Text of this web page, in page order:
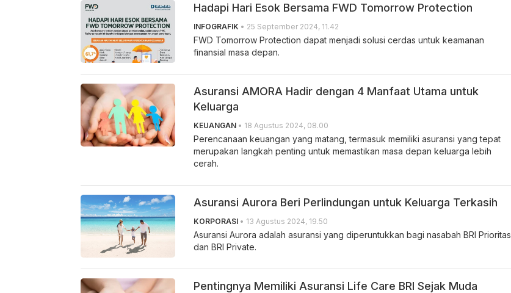
Hadapi Hari Esok Bersama FWD Tomorrow Protection
INFOGRAFIK • 25 September 2024, 11.42
FWD Tomorrow Protection dapat menjadi solusi cerdas untuk keamanan
finansial masa depan.
Asuransi AMORA Hadir dengan 4 Manfaat Utama untuk
Keluarga
KEUANGAN • 18 Agustus 2024, 08.00
Perencanaan keuangan yang matang, termasuk memiliki asuransi yang tepat
merupakan langkah penting untuk memastikan masa depan keluarga lebih
cerah.
Asuransi Aurora Beri Perlindungan untuk Keluarga Terkasih
KORPORASI • 13 Agustus 2024, 19.50
Asuransi Aurora adalah asuransi yang diperuntukkan bagi nasabah BRI Prioritas
dan BRI Private.
Pentingnya Memiliki Asuransi Life Care BRI Sejak Muda